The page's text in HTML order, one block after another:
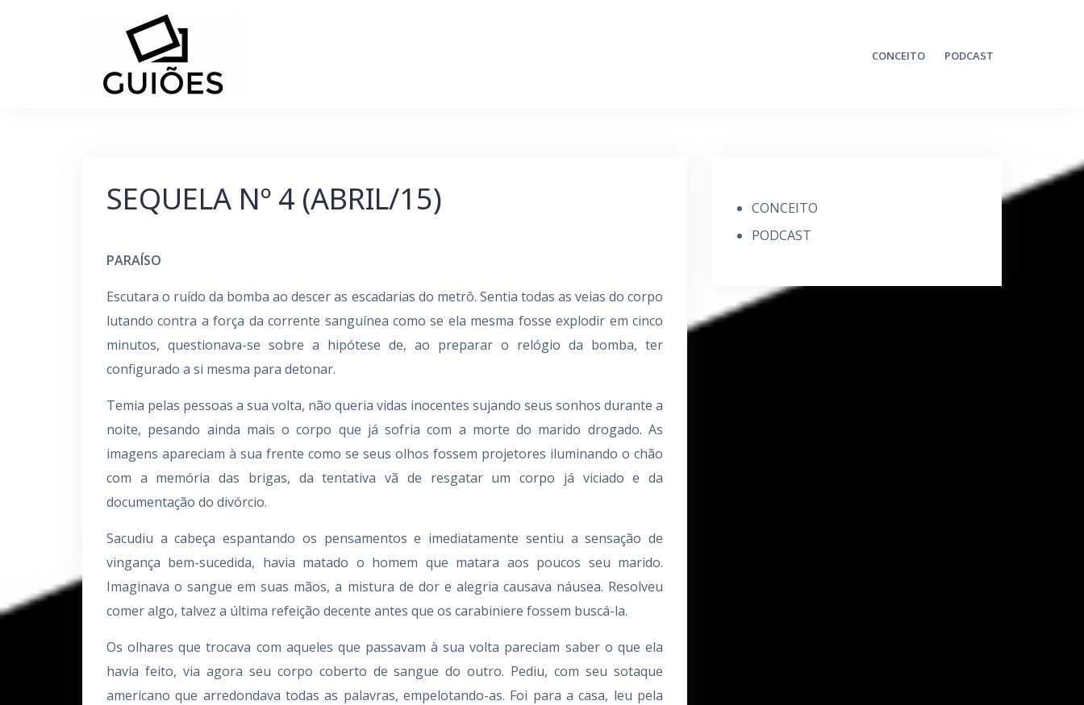
CONCEITO PODCAST
SEQUELA Nº 4 (ABRIL/15)
PARAÍSO
Escutara o ruído da bomba ao descer as escadarias do metrô. Sentia todas as veias do corpo
lutando contra a força da corrente sanguínea como se ela mesma fosse explodir em cinco
minutos, questionava-se sobre a hipótese de, ao preparar o relógio da bomba, ter
configurado a si mesma para detonar.
Temia pelas pessoas a sua volta, não queria vidas inocentes sujando seus sonhos durante a
noite, pesando ainda mais o corpo que já sofria com a morte do marido drogado. As
imagens apareciam à sua frente como se seus olhos fossem projetores iluminando o chão
com a memória das brigas, da tentativa vã de resgatar um corpo já viciado e da
documentação do divórcio.
Sacudiu a cabeça espantando os pensamentos e imediatamente sentiu a sensação de
vingança bem-sucedida, havia matado o homem que matara aos poucos seu marido.
Imaginava o sangue em suas mãos, a mistura de dor e alegria causava náusea. Resolveu
comer algo, talvez a última refeição decente antes que os carabiniere fossem buscá-la.
Os olhares que trocava com aqueles que passavam à sua volta pareciam saber o que ela
havia feito, via agora seu corpo coberto de sangue do outro. Pediu, com seu sotaque
americano que arredondava todas as palavras, empelotando-as. Foi para a casa, leu pela
CONCEITO
PODCAST